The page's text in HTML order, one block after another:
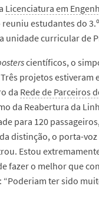
Licenciatura em
reuniu estudantes do
unidade curricular de
científicos, o
projetos estiveram
da Rede de Parceiros
da Reabertura da
para 120
distinção, o porta-
Estou
fazer o melhor que
ter sido